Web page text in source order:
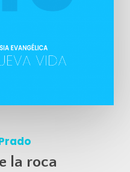
la roca